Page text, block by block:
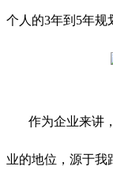
个人的3年到5年规
作为企业来讲
业的地位，源于我